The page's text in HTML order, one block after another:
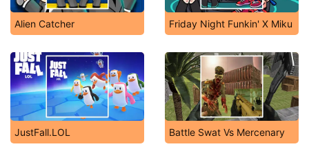
Alien Catcher Friday Night Funkin' X Miku
JustFall.LOL Battle Swat Vs Mercenary